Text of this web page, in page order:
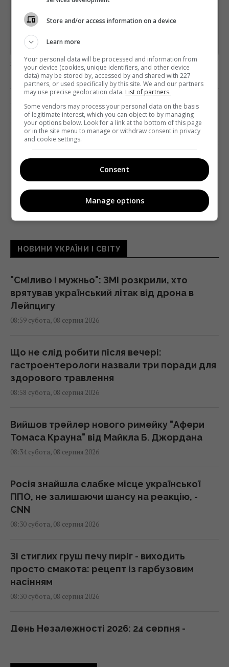
Підписатись→
Предоставлено SendPulse
загрузка...
Попередня стаття
Я – ЦЕ ТИ, ТІЛЬКИ СИЛЬНІШИЙ: ТИЗЕР 3
СЕЗОНУ «ЛЮДИНИ У ВИСОКОМУ ЗАМКУ»
Наступна стаття
ПОВНОМЕТРАЖНОГО ФІЛЬМУ
НОВИНИ УКРАЇНИ І СВІТУ
"Сміливо і мужньо": ЗМІ розкрили, хто
врятував український літак від дрона в
Лейпцигу
08:59 субота, 08 серпня 2026
Що не слід робити після вечері:
гастроентерологи назвали три поради для
здорового травлення
08:58 субота, 08 серпня 2026
Вийшов трейлер нового римейку "Афери
Томаса Крауна" від Майкла Б. Джордана
08:34 субота, 08 серпня 2026
Росія знайшла слабке місце української
ППО, не залишаючи шансу на реакцію, -
CNN
08:30 субота, 08 серпня 2026
Зі стиглих груш печу пиріг - виходить
просто смакота: рецепт із гарбузовим
насінням
08:30 субота, 08 серпня 2026
День Незалежності 2026: 24 серпня -
Store and/or access information on a device
Learn more
Your personal data will be processed and information from
your device (cookies, unique identifiers, and other device
data) may be stored by, accessed by and shared with 227
partners, or used specifically by this site. We and our partners
may use precise geolocation data. List of partners.
Some vendors may process your personal data on the basis
of legitimate interest, which you can object to by managing
your options below. Look for a link at the bottom of this page
or in the site menu to manage or withdraw consent in privacy
and cookie settings.
Consent
Manage options